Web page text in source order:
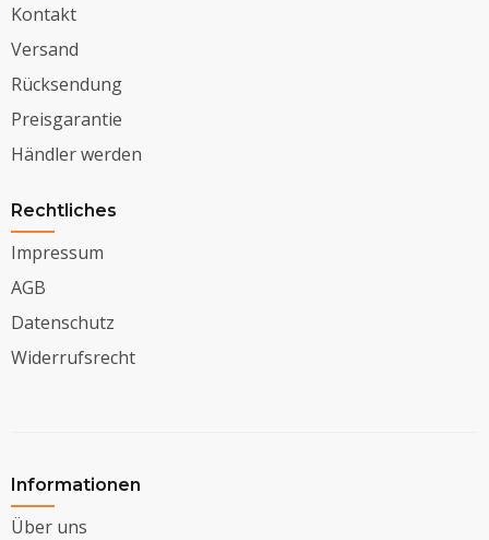
Kontakt
Versand
Rücksendung
Preisgarantie
Händler werden
Rechtliches
Impressum
AGB
Datenschutz
Widerrufsrecht
Informationen
Über uns